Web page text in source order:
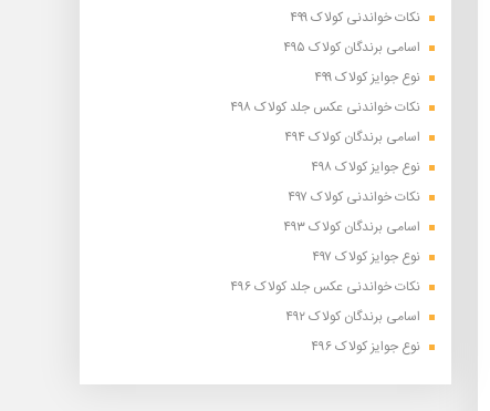
نکات خواندنی کولاک ۴۹۹
اسامی برندگان کولاک ۴۹۵
نوع جوایز کولاک ۴۹۹
نکات خواندنی عکس جلد کولاک ۴۹۸
اسامی برندگان کولاک ۴۹۴
نوع جوایز کولاک ۴۹۸
نکات خواندنی کولاک ۴۹۷
اسامی برندگان کولاک ۴۹۳
نوع جوایز کولاک ۴۹۷
نکات خواندنی عکس جلد کولاک ۴۹۶
اسامی برندگان کولاک ۴۹۲
نوع جوایز کولاک ۴۹۶